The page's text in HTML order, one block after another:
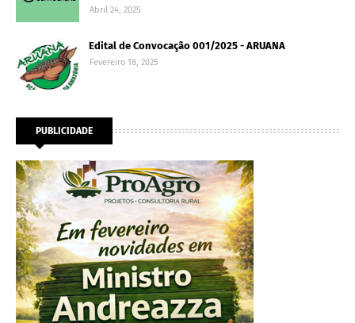
Abril 24, 2025
Edital de Convocação 001/2025 - ARUANA
Fevereiro 18, 2025
PUBLICIDADE